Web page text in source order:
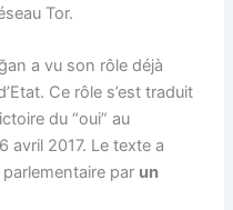
Tor.
a vu son rôle déjà
Ce rôle s’est traduit
du “oui” au
avril 2017. Le texte a
par un